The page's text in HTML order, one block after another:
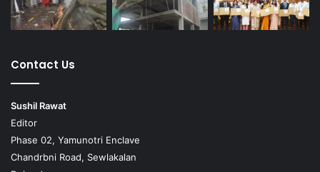
Contact Us
Sushil Rawat
Editor
Phase 02, Yamunotri Enclave
Chandrbni Road, Sewlakalan